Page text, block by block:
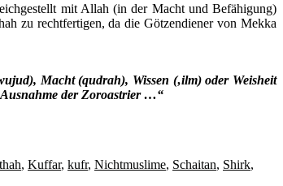
mit Allah (in der Macht und Befähigung)
zu rechtfertigen, da die Götzendiener von Mekka
Macht (qudrah), Wissen (‚ilm) oder Weisheit
Ausnahme der Zoroastrier …“
, Kuffar, kufr, Nichtmuslime, Schaitan, Shirk,